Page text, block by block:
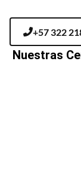
+57 322
Nuestras